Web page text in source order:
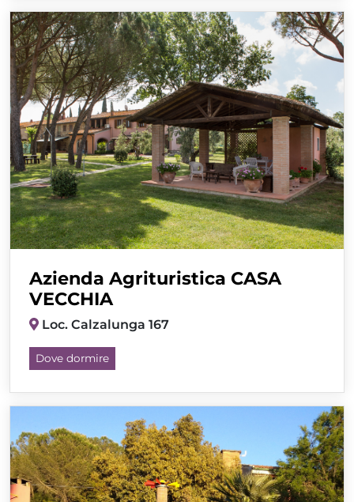
Azienda Agrituristica CASA
VECCHIA
Loc. Calzalunga 167
Dove dormire